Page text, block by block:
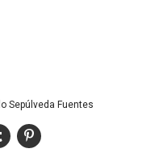
Sepúlveda Fuentes